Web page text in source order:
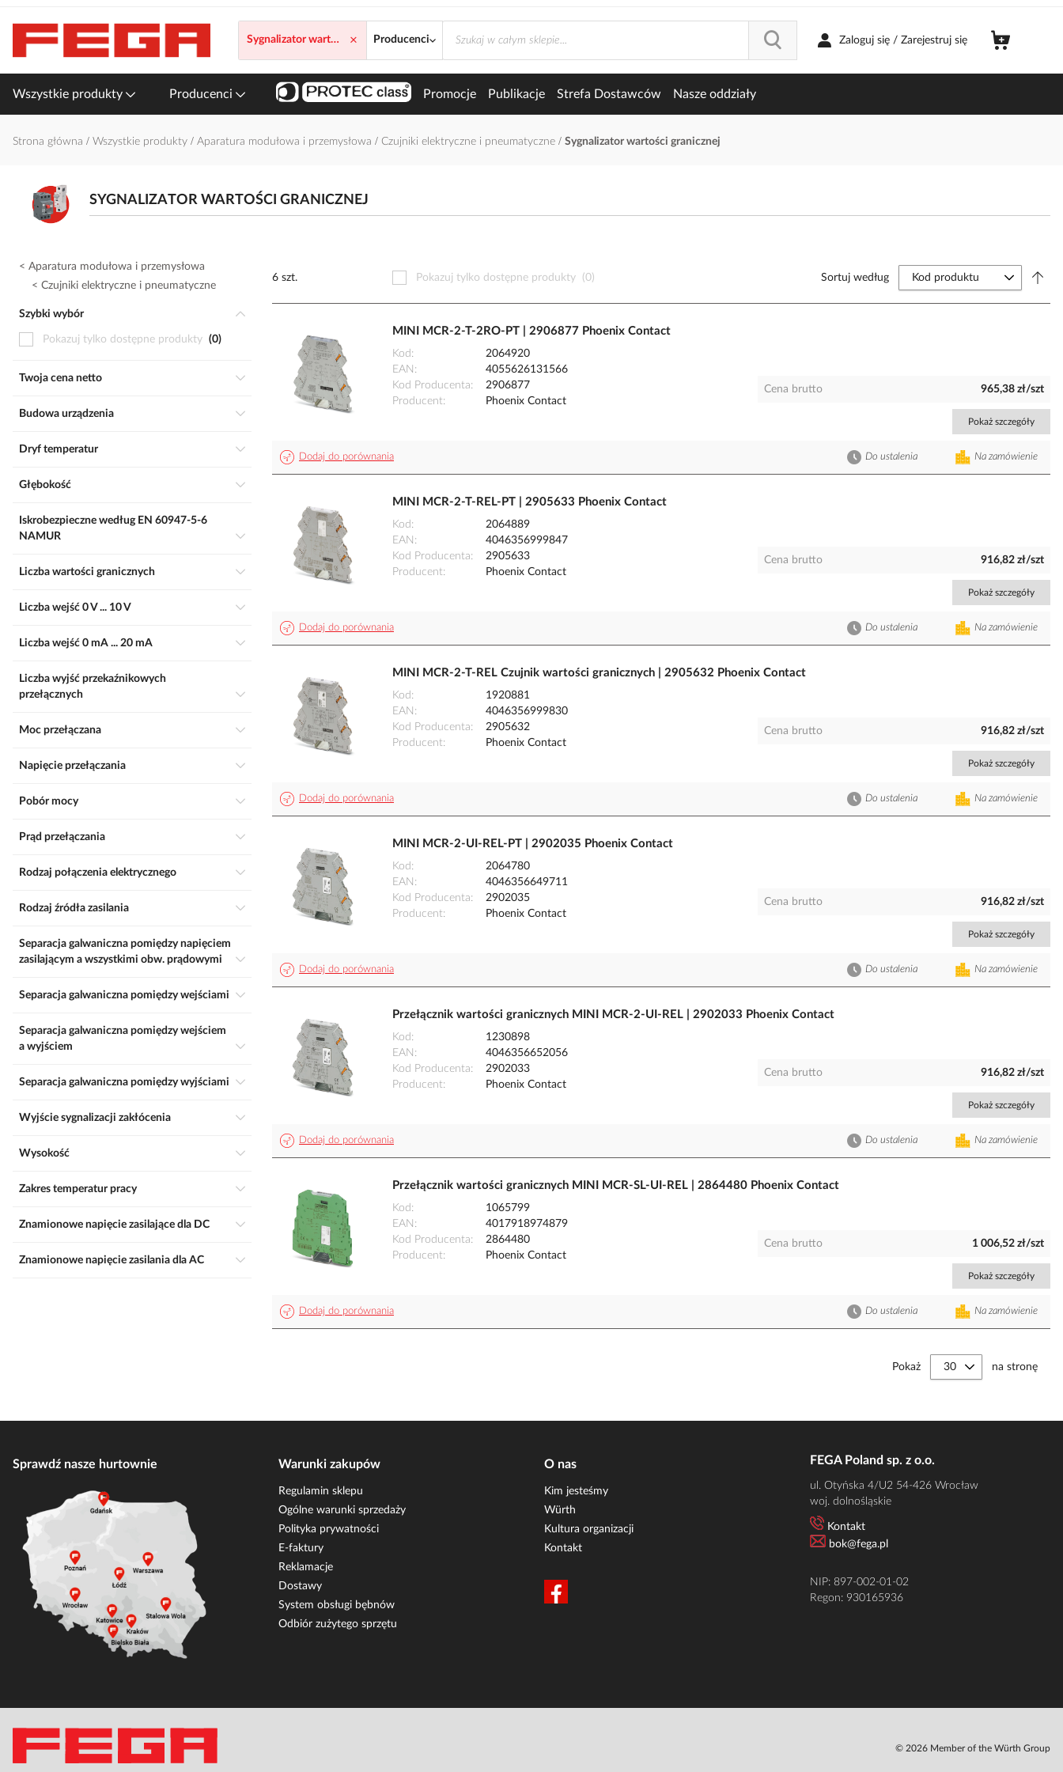
treści
Sygnalizator wartości granicznej
× Producenci Zaloguj się / Zarejestruj się
Wszystkie produkty Producenci Promocje Publikacje Strefa Dostawców Nasze oddziały
Strona główna Wszystkie produkty Aparatura modułowa i przemysłowa Czujniki elektryczne i pneumatyczne Sygnalizator wartości granicznej
SYGNALIZATOR WARTOŚCI GRANICZNEJ
6 szt. Pokazuj tylko dostępne produkty (0) Sortuj według
MINI MCR-2-T-2RO-PT | 2906877 Phoenix Contact
Kod
2064920
EAN
4055626131566
Kod Producenta
2906877
Producent
Phoenix Contact
Cena brutto 965,38 zł/szt
Pokaż szczegóły
Dodaj do porównania Na zamówienie
Do ustalenia
MINI MCR-2-T-REL-PT | 2905633 Phoenix Contact
Kod
2064889
EAN
4046356999847
Kod Producenta
2905633
Producent
Phoenix Contact
Cena brutto 916,82 zł/szt
Pokaż szczegóły
Dodaj do porównania Na zamówienie
Do ustalenia
MINI MCR-2-T-REL Czujnik wartości granicznych | 2905632 Phoenix Contact
Kod
1920881
EAN
4046356999830
Kod Producenta
2905632
Producent
Phoenix Contact
Cena brutto 916,82 zł/szt
Pokaż szczegóły
Dodaj do porównania Na zamówienie
Do ustalenia
MINI MCR-2-UI-REL-PT | 2902035 Phoenix Contact
Kod
2064780
EAN
4046356649711
Kod Producenta
2902035
Producent
Phoenix Contact
Cena brutto 916,82 zł/szt
Pokaż szczegóły
Dodaj do porównania Na zamówienie
Do ustalenia
Przełącznik wartości granicznych MINI MCR-2-UI-REL | 2902033 Phoenix Contact
Kod
1230898
EAN
4046356652056
Kod Producenta
2902033
Producent
Phoenix Contact
Cena brutto 916,82 zł/szt
Pokaż szczegóły
Dodaj do porównania Na zamówienie
Do ustalenia
Przełącznik wartości granicznych MINI MCR-SL-UI-REL | 2864480 Phoenix Contact
Kod
1065799
EAN
4017918974879
Kod Producenta
2864480
Producent
Phoenix Contact
Cena brutto 1 006,52 zł/szt
Pokaż szczegóły
Dodaj do porównania Na zamówienie
Do ustalenia
Pokaż na stronę
Aparatura modułowa i przemysłowa
Czujniki elektryczne i pneumatyczne
Szybki wybór
Pokazuj tylko dostępne produkty 0
Twoja cena netto
Budowa urządzenia
Dryf temperatur
Głębokość
NAMUR
Liczba wartości granicznych
Liczba wejść 0 V ... 10 V
Liczba wejść 0 mA ... 20 mA
Liczba wyjść przekaźnikowych
przełącznych
Moc przełączana
Napięcie przełączania
Pobór mocy
Prąd przełączania
Rodzaj połączenia elektrycznego
Rodzaj źródła zasilania
Separacja galwaniczna pomiędzy napięciem
zasilającym a wszystkimi obw. prądowymi
Separacja galwaniczna pomiędzy wejściami
Separacja galwaniczna pomiędzy wejściem
a wyjściem
Separacja galwaniczna pomiędzy wyjściami
Wyjście sygnalizacji zakłócenia
Wysokość
Zakres temperatur pracy
Znamionowe napięcie zasilające dla DC
Znamionowe napięcie zasilania dla AC
Sprawdź nasze hurtownie Warunki zakupów
Regulamin sklepu
Ogólne warunki sprzedaży
Polityka prywatności
E-faktury
Reklamacje
Dostawy
System obsługi bębnów
Odbiór zużytego sprzętu
O nas
Kim jesteśmy
Würth
Kultura organizacji
Kontakt
FEGA Poland sp. z o.o.
ul. Otyńska 4/U2 54-426 Wrocław
woj. dolnośląskie
Kontakt
bok@fega.pl
NIP: 897-002-01-02
Regon: 930165936
© 2026 Member of the Würth Group